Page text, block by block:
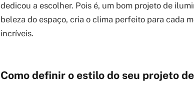
dedicou a escolher. Pois é, um bom projeto de
beleza do espaço, cria o clima perfeito para cada
incríveis.
Como definir o estilo do seu projeto